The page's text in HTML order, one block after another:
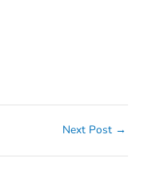
Next Post →